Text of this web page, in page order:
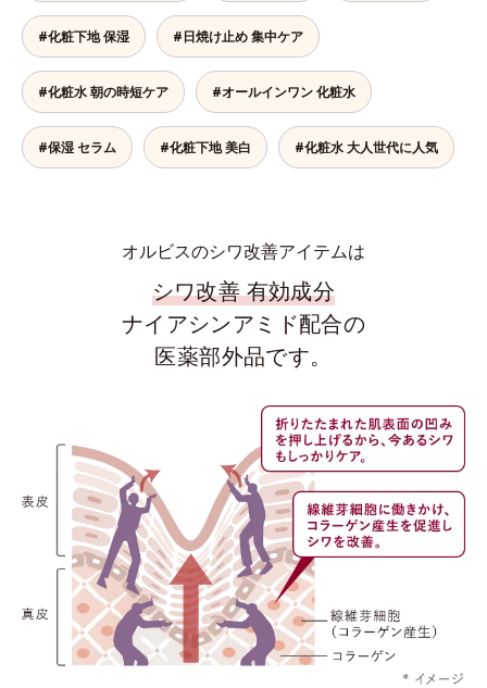
#化粧下地 保湿 #日焼け止め 集中ケア
#化粧水 朝の時短ケア #オールインワン 化粧水
#保湿 セラム #化粧下地 美白 #化粧水 大人世代に人気
オルビスのシワ改善アイテムは
シワ改善 有効成分
ナイアシンアミド配合の
医薬部外品です。